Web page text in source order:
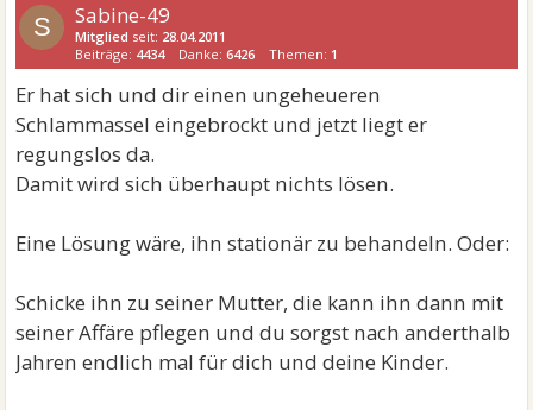
S Sabine-49
Mitglied seit: 28.04.2011
Beiträge: 4434 Danke:6426 Themen: 1
Er hat sich und dir einen ungeheueren
Schlammassel eingebrockt und jetzt liegt er
regungslos da.
Damit wird sich überhaupt nichts lösen.
Eine Lösung wäre, ihn stationär zu behandeln. Oder:
Schicke ihn zu seiner Mutter, die kann ihn dann mit
seiner Affäre pflegen und du sorgst nach anderthalb
Jahren endlich mal für dich und deine Kinder.